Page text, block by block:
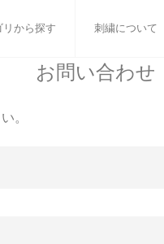
リから探す 刺繍について
お問い合わせ
。